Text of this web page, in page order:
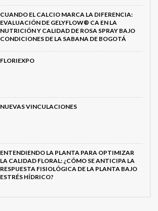
CUANDO EL CALCIO MARCA LA DIFERENCIA:
EVALUACIÓN DE GELYFLOW® CA EN LA
NUTRICIÓN Y CALIDAD DE ROSA SPRAY BAJO
CONDICIONES DE LA SABANA DE BOGOTÁ
FLORIEXPO
NUEVAS VINCULACIONES
ENTENDIENDO LA PLANTA PARA OPTIMIZAR
LA CALIDAD FLORAL: ¿CÓMO SE ANTICIPA LA
RESPUESTA FISIOLÓGICA DE LA PLANTA BAJO
ESTRÉS HÍDRICO?